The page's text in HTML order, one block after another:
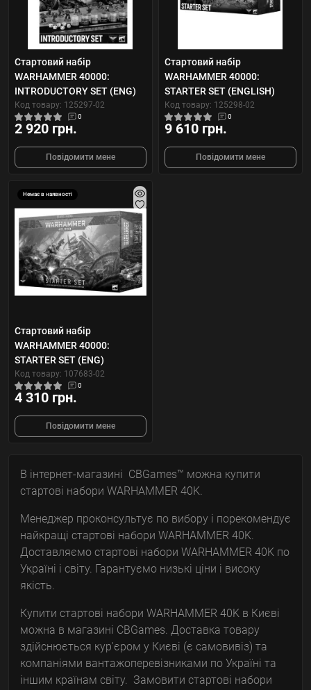
Стартовий набір
WARHAMMER 40000:
INTRODUCTORY SET (ENG)
Код товару: 125297-02
0
2 920 грн.
Повідомити мене
Стартовий набір
WARHAMMER 40000:
STARTER SET (ENGLISH)
Код товару: 125298-02
0
9 610 грн.
Повідомити мене
Немає в наявності
Стартовий набір
WARHAMMER 40000:
STARTER SET (ENG)
Код товару: 107683-02
0
4 310 грн.
Повідомити мене
В інтернет-магазині CBGames™ можна купити
стартові набори WARHAMMER 40K.
Менеджер проконсультує по вибору і порекомендує
найкращі стартові набори WARHAMMER 40K.
Доставляємо стартові набори WARHAMMER 40K по
Україні і світу. Гарантуємо низькі ціни і високу
якість.
Купити стартові набори WARHAMMER 40K в Києві
можна в магазині CBGames. Доставка товару
здійснюється кур'єром у Києві (є самовивіз) та
компаніями вантажоперевізниками по Україні та
іншим країнам світу. Замовити стартові набори